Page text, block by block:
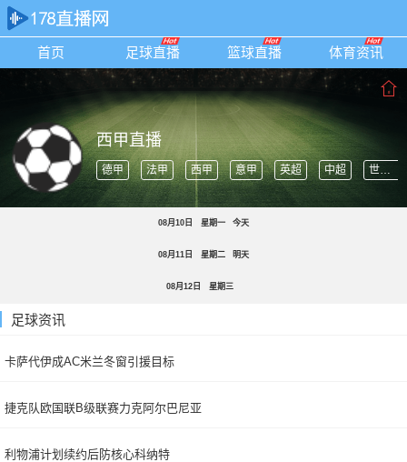
首页 足球直播 篮球直播 体育资讯
西甲直播
德甲 法甲 西甲 意甲 英超 中超 世界杯
08月10日 星期一 今天
08月11日 星期二 明天
08月12日 星期三
足球资讯
卡萨代伊成AC米兰冬窗引援目标
捷克队欧国联B级联赛力克阿尔巴尼亚
利物浦计划续约后防核心科纳特